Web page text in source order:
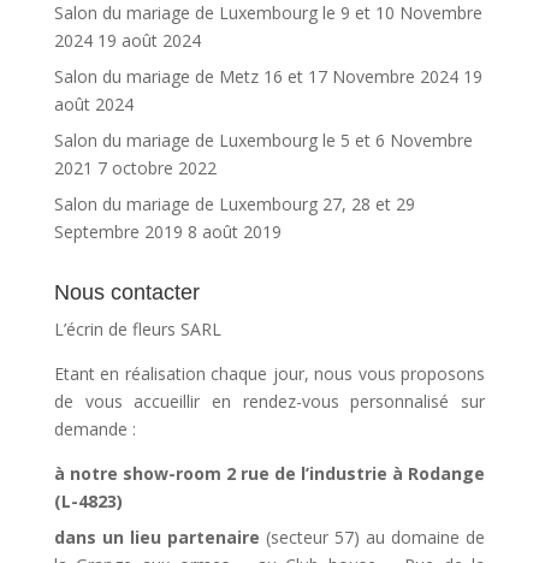
Salon du mariage de Luxembourg le 9 et 10 Novembre
2024 19 août 2024
Salon du mariage de Metz 16 et 17 Novembre 2024 19
août 2024
Salon du mariage de Luxembourg le 5 et 6 Novembre
2021 7 octobre 2022
Salon du mariage de Luxembourg 27, 28 et 29
Septembre 2019 8 août 2019
Nous contacter
L’écrin de fleurs SARL
Etant en réalisation chaque jour, nous vous proposons
de vous accueillir en rendez-vous personnalisé sur
demande :
à notre show-room 2 rue de l’industrie à Rodange
(L-4823)
dans un lieu partenaire (secteur 57) au domaine de